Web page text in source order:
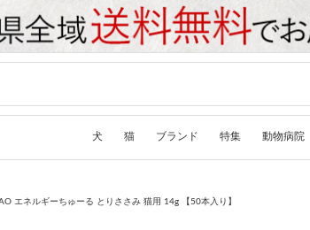
犬 猫 ブランド 特集 動物病院
エネルギーちゅーる とりささみ 猫用 14g 【50本入り】